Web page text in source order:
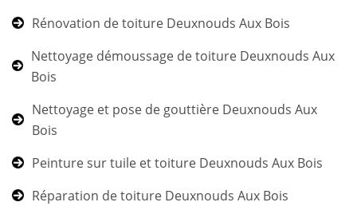
Rénovation de toiture Deuxnouds Aux Bois
Nettoyage démoussage de toiture Deuxnouds Aux
Bois
Nettoyage et pose de gouttière Deuxnouds Aux
Bois
Peinture sur tuile et toiture Deuxnouds Aux Bois
Réparation de toiture Deuxnouds Aux Bois